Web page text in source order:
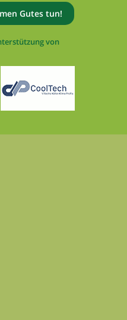
Gutes tun!
von